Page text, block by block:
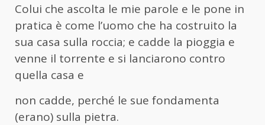
Colui che ascolta le mie parole e le pone in
pratica è come l’uomo che ha costruito la
sua casa sulla roccia; e cadde la pioggia e
venne il torrente e si lanciarono contro
quella casa e
non cadde, perché le sue fondamenta
(erano) sulla pietra.